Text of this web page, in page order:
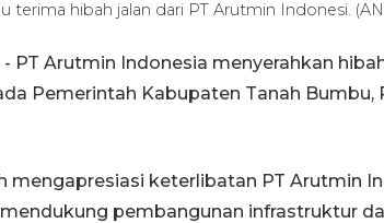
terima hibah jalan dari PT Arutmin Indonesi.
- PT Arutmin Indonesia menyerahkan
Pemerintah Kabupaten Tanah Bumbu,
mengapresiasi keterlibatan PT Arutmin
pembangunan infrastruktur